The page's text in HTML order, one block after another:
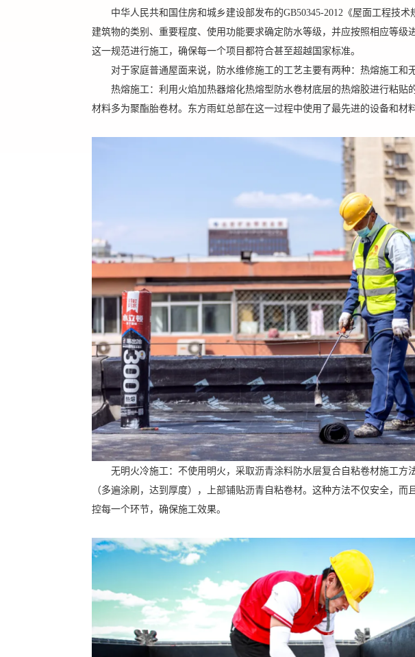
中华人民共和国住房和城乡建设部发布的GB50345-2012《屋面工程技
建筑物的类别、重要程度、使用功能要求确定防水等级，并应按照相应等级
这一规范进行施工，确保每一个项目都符合甚至超越国家标准。
对于家庭普通屋面来说，防水维修施工的工艺主要有两种：热熔施工和
热熔施工 ：利用火焰加热器熔化热熔型防水卷材底层的热熔胶进行粘贴
材料多为聚酯胎卷材。东方雨虹总部在这一过程中使用了最先进的设备和材
无明火冷施工 ：不使用明火，采取沥青涂料防水层复合自粘卷材施工方
（多遍涂刷，达到厚度），上部铺贴沥青自粘卷材。这种方法不仅安全，
控每一个环节，确保施工效果。